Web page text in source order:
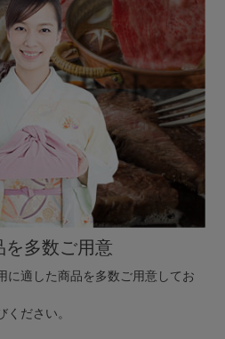
を多数ご用意
に適した商品を多数ご用意してお
ください。